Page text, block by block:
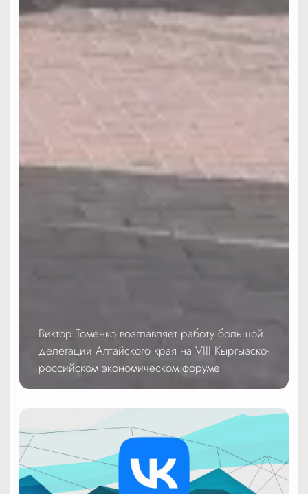
Виктор Томенко возглавляет работу большой
делегации Алтайского края на VIII Кыргызско-
российском экономическом форуме